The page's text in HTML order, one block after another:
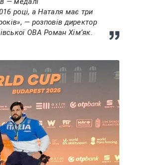
році, а Наталя має три
— розповів директор
ОВА Роман Хімʼяк.